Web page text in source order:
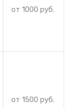
от 1000 руб.
от 1500 руб.